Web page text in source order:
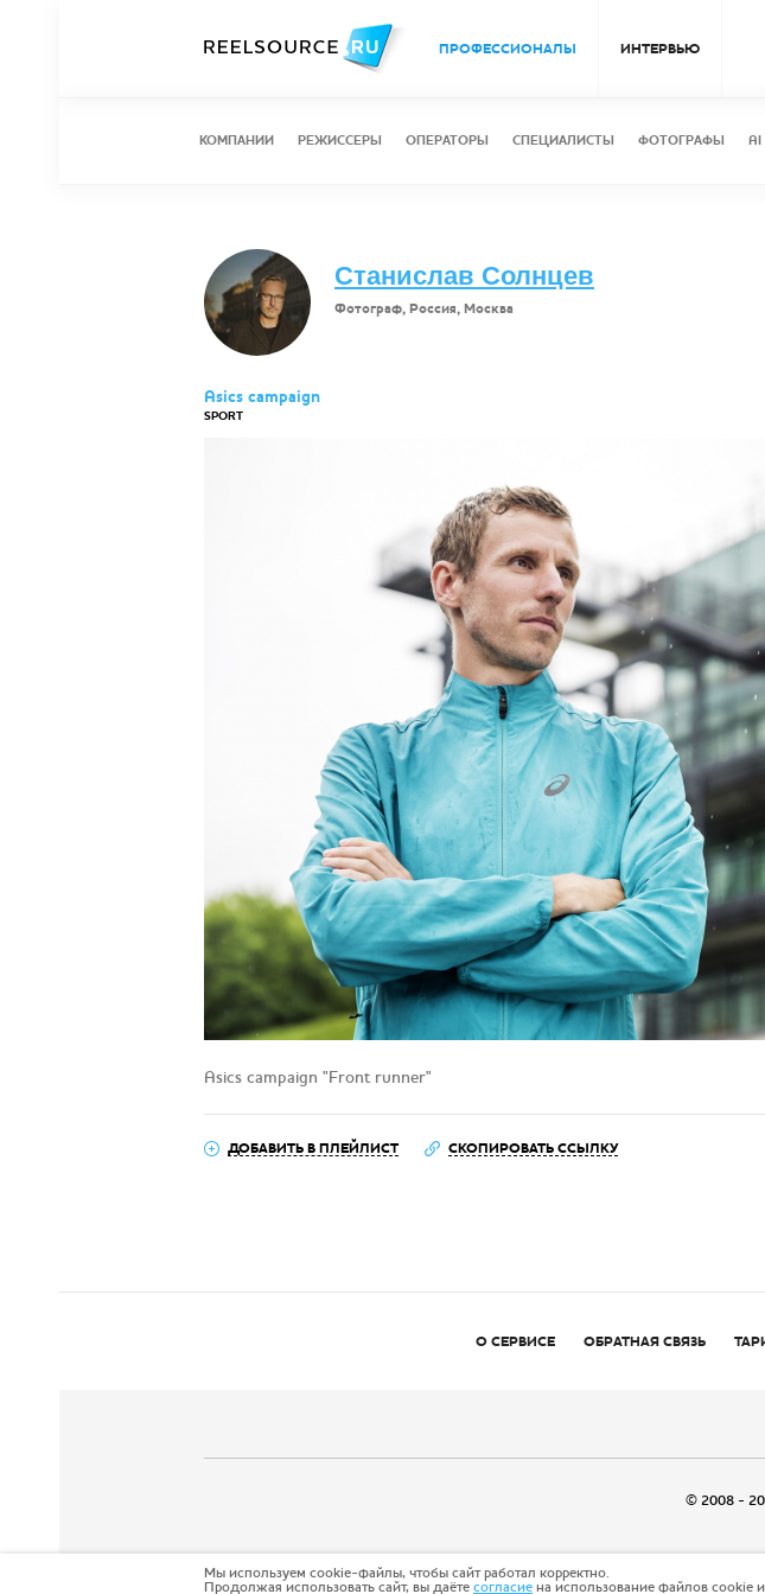
ПРОФЕССИОНАЛЫ ИНТЕРВЬЮ
КОМПАНИИ РЕЖИССЕРЫ ОПЕРАТОРЫ СПЕЦИАЛИСТЫ ФОТОГРАФЫ AI
Станислав Солнцев
Фотограф, Россия, Москва
Asics campaign
SPORT
Asics campaign "Front runner"
ДОБАВИТЬ В ПЛЕЙЛИСТ СКОПИРОВАТЬ ССЫЛКУ
О СЕРВИСЕ ОБРАТНАЯ СВЯЗЬ
© 2008 -
Мы используем cookie-файлы, чтобы сайт работал корректно.
Продолжая использовать сайт, вы даётесогласиена использование файлов cookie